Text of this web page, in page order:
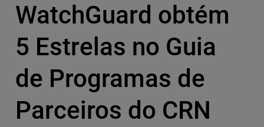
WatchGuard obtém
5 Estrelas no Guia
de Programas de
Parceiros do CRN